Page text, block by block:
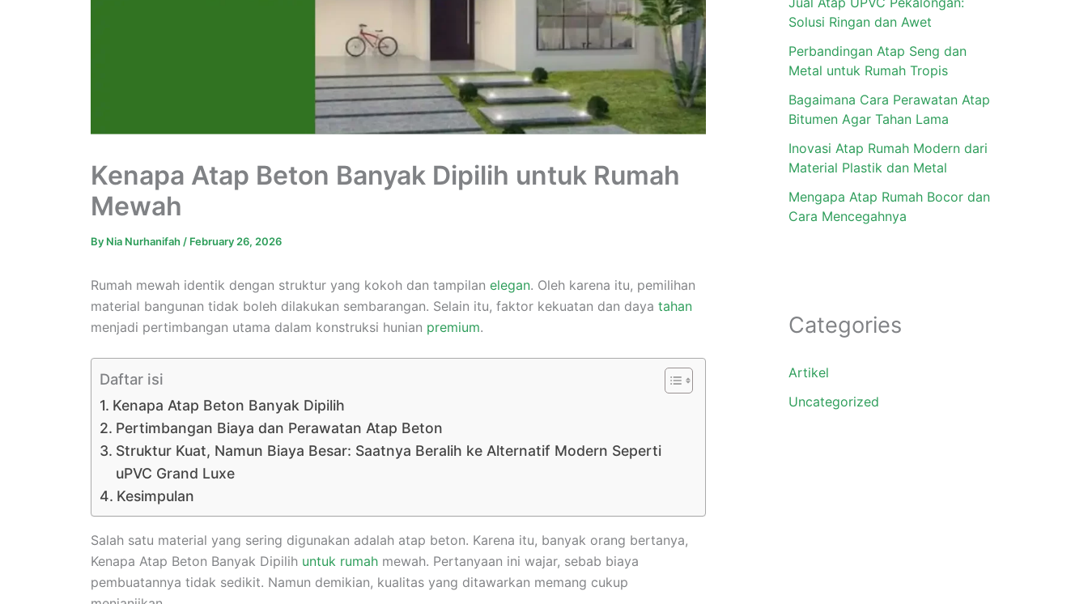
Kenapa Atap Beton Banyak Dipilih untuk Rumah
Mewah
By Nia Nurhanifah / February 26, 2026
Rumah mewah identik dengan struktur yang kokoh dan tampilan elegan. Oleh karena itu, pemilihan
material bangunan tidak boleh dilakukan sembarangan. Selain itu, faktor kekuatan dan daya tahan
menjadi pertimbangan utama dalam konstruksi hunian premium.
Daftar isi
Kenapa Atap Beton Banyak Dipilih
Pertimbangan Biaya dan Perawatan Atap Beton
Struktur Kuat, Namun Biaya Besar: Saatnya Beralih ke Alternatif Modern Seperti
uPVC Grand Luxe
Kesimpulan
Salah satu material yang sering digunakan adalah atap beton. Karena itu, banyak orang bertanya,
Kenapa Atap Beton Banyak Dipilih untuk rumah mewah. Pertanyaan ini wajar, sebab biaya
pembuatannya tidak sedikit. Namun demikian, kualitas yang ditawarkan memang cukup
Solusi Ringan dan Awet
Perbandingan Atap Seng dan
Metal untuk Rumah Tropis
Bagaimana Cara Perawatan Atap
Bitumen Agar Tahan Lama
Inovasi Atap Rumah Modern dari
Material Plastik dan Metal
Mengapa Atap Rumah Bocor dan
Cara Mencegahnya
Categories
Artikel
Uncategorized